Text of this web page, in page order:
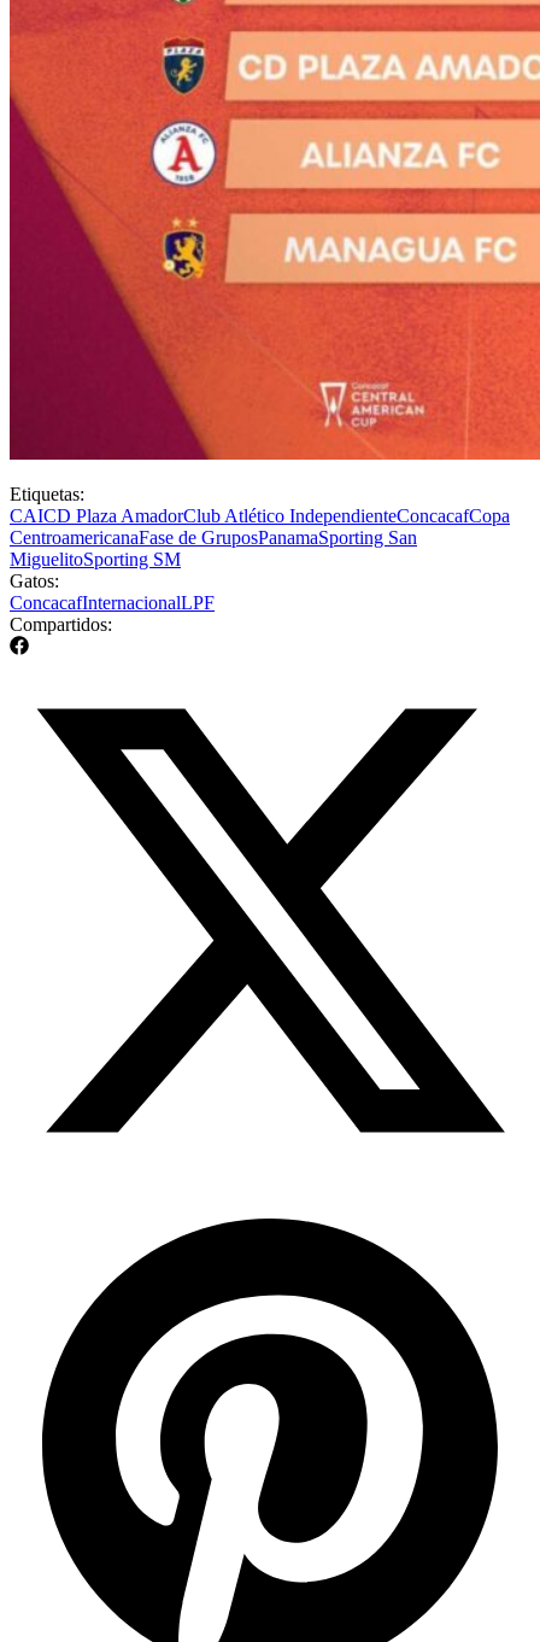
Etiquetas:
CAICD Plaza AmadorClub Atlético IndependienteConcacafCopa
CentroamericanaFase de GruposPanamaSporting San
MiguelitoSporting SM
Gatos:
ConcacafInternacionalLPF
Compartidos: